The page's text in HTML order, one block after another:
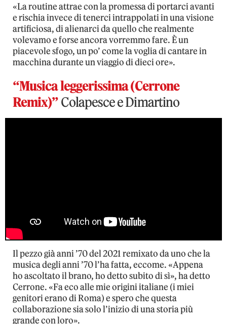
«La routine attrae con la promessa di portarci avanti
e rischia invece di tenerci intrappolati in una visione
artificiosa, di alienarci da quello che realmente
volevamo e forse ancora vorremmo fare. È un
piacevole sfogo, un po’ come la voglia di cantare in
macchina durante un viaggio di dieci ore».
“Musica leggerissima (Cerrone
Remix)”Colapesce e Dimartino
Il pezzo già anni ’70 del 2021 remixato da uno che la
musica degli anni ’70 l’ha fatta, eccome. «Appena
ho ascoltato il brano, ho detto subito di sì», ha detto
Cerrone. «Fa eco alle mie origini italiane (i miei
genitori erano di Roma) e spero che questa
collaborazione sia solo l’inizio di una storia più
grande con loro».